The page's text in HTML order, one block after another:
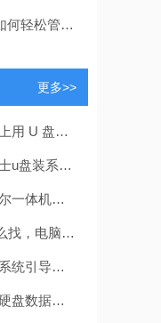
管理服务器
更多>>
骤及注意事项
重装背后的真相
单步骤轻松搞定
按键设置教程
了U盘怎么办？
解决技巧全解析